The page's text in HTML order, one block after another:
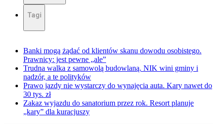
Tagi
Banki mogą żądać od klientów skanu dowodu osobistego.
Prawnicy: jest pewne „ale”
Trudna walka z samowolą budowlaną. NIK wini gminy i
nadzór, a te polityków
Prawo jazdy nie wystarczy do wynajęcia auta. Kary nawet do
30 tys. zł
Zakaz wyjazdu do sanatorium przez rok. Resort planuje
„kary” dla kuracjuszy